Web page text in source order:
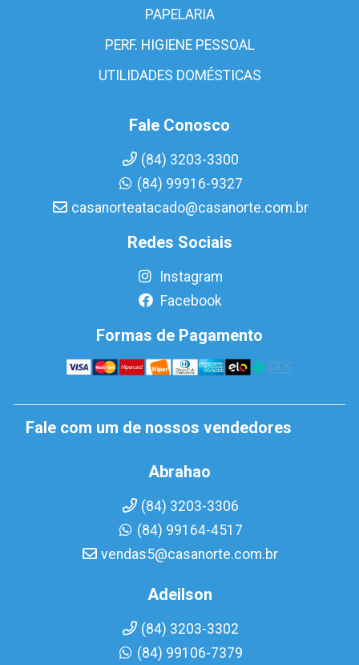
PAPELARIA
PERF. HIGIENE PESSOAL
UTILIDADES DOMÉSTICAS
Fale Conosco
(84) 3203-3300
(84) 99916-9327
casanorteatacado@casanorte.com.br
Redes Sociais
Instagram
Facebook
Formas de Pagamento
Fale com um de nossos vendedores
Abrahao
(84) 3203-3306
(84) 99164-4517
vendas5@casanorte.com.br
Adeilson
(84) 3203-3302
(84) 99106-7379